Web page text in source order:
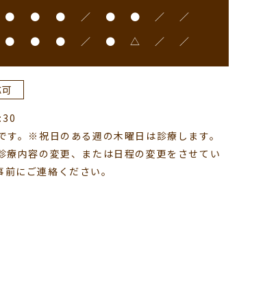
● ● ● ／ ● ● ／ ／
● ● ● ／ ● △ ／ ／
。※祝日のある週の木曜日は診療します。
療内容の変更、または日程の変更をさせてい
にご連絡ください。